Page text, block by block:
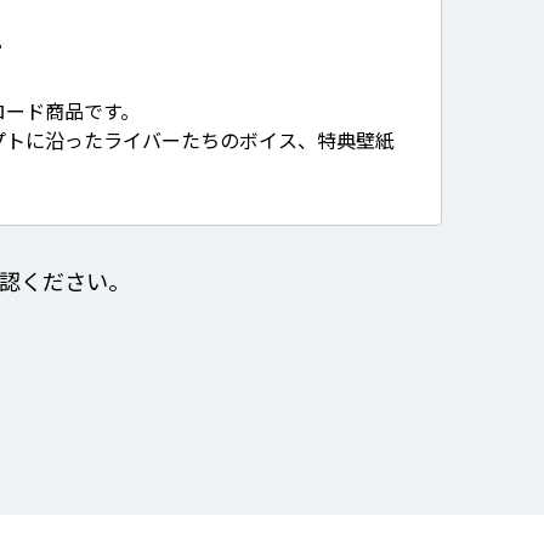
ド商品です。
に沿ったライバーたちのボイス、特典壁紙
ください。